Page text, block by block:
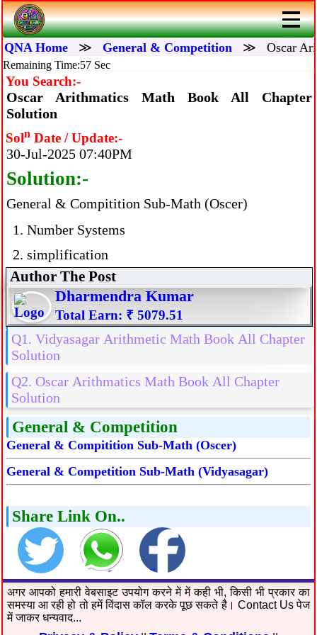
QNA Home ≫ General & Competition ≫ Oscar
Remaining Time:57 Sec
You Search:-
Oscar Arithmatics Math Book All Chapter
Solution
Soln Date / Update:-
30-Jul-2025 07:40PM
Solution:-
General & Compitition Sub-Math (Oscer)
Number Systems
simplification
Author The Post
Dharmendra Kumar
Total Earn: ₹ 5079.51
Q1. Vidyasagar Arithmetic Math Book All Chapter
Solution
Q2. Oscar Arithmatics Math Book All Chapter
Solution
General & Competition
General & Compitition Sub-Math (Oscer)
General & Competition Sub-Math (Vidyasagar)
Share Link On..
अगर आपको हमारी वेबसाइट उपयोग करने में में कही भी, किसी भी प्रकार का
समस्या आ रही हो तो हमें विंदास कॉल करके पूछ सकते है। Contact Us पेज
में जाकर धन्यवाद...